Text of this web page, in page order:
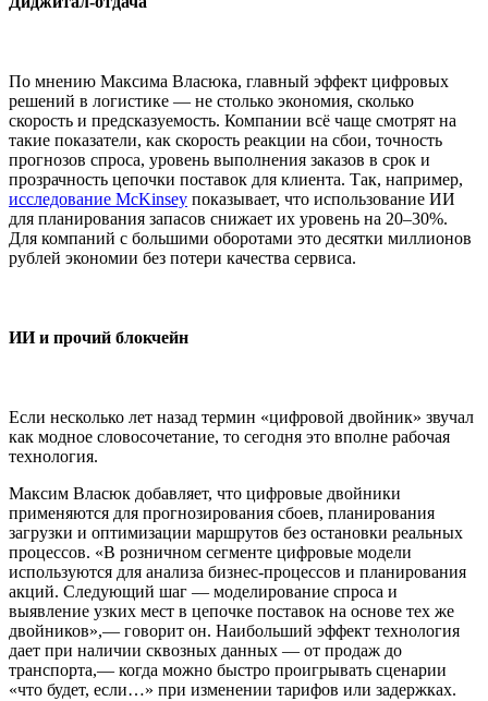
По мнению Максима Власюка, главный эффект цифровых
решений в логистике — не столько экономия, сколько
скорость и предсказуемость. Компании всё чаще смотрят на
такие показатели, как скорость реакции на сбои, точность
прогнозов спроса, уровень выполнения заказов в срок и
прозрачность цепочки поставок для клиента. Так, например,
исследование McKinsey показывает, что использование ИИ
для планирования запасов снижает их уровень на 20–30%.
Для компаний с большими оборотами это десятки миллионов
рублей экономии без потери качества сервиса.
ИИ и прочий блокчейн
Если несколько лет назад термин «цифровой двойник» звучал
как модное словосочетание, то сегодня это вполне рабочая
технология.
Максим Власюк добавляет, что цифровые двойники
применяются для прогнозирования сбоев, планирования
загрузки и оптимизации маршрутов без остановки реальных
процессов. «В розничном сегменте цифровые модели
используются для анализа бизнес-процессов и планирования
акций. Следующий шаг — моделирование спроса и
выявление узких мест в цепочке поставок на основе тех же
двойников»,— говорит он. Наибольший эффект технология
дает при наличии сквозных данных — от продаж до
транспорта,— когда можно быстро проигрывать сценарии
«что будет, если…» при изменении тарифов или задержках.